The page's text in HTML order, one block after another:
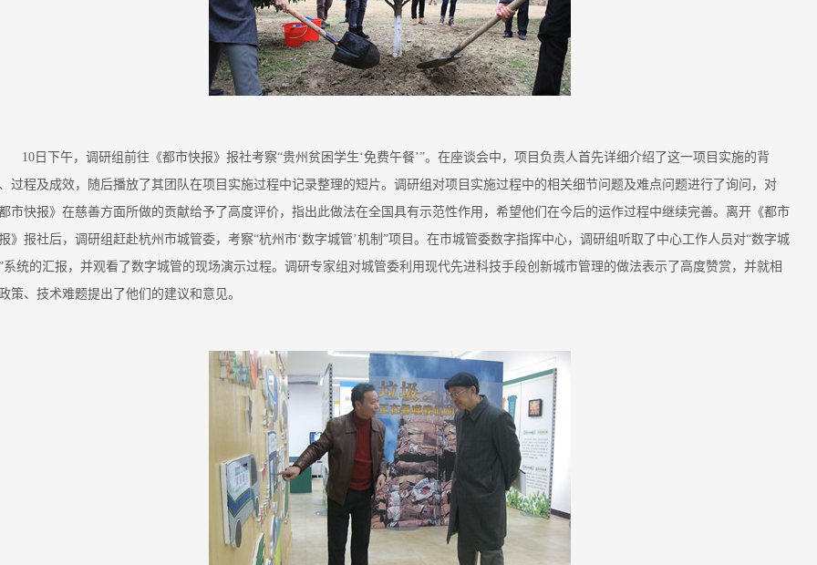
10日下午，调研组前往《都市快报》报社考察“贵州贫困学生‘免费午餐’”。在座谈会中，项目负责人首先详细介绍了这一项目实施的背
过程及成效，随后播放了其团队在项目实施过程中记录整理的短片。调研组对项目实施过程中的相关细节问题及难点问题进行了询问，对
都市快报》在慈善方面所做的贡献给予了高度评价，指出此做法在全国具有示范性作用，希望他们在今后的运作过程中继续完善。离开《都市
》报社后，调研组赶赴杭州市城管委，考察“杭州市‘数字城管’机制”项目。在市城管委数字指挥中心，调研组听取了中心工作人员对“数字城
系统的汇报，并观看了数字城管的现场演示过程。调研专家组对城管委利用现代先进科技手段创新城市管理的做法表示了高度赞赏，并就相
策、技术难题提出了他们的建议和意见。